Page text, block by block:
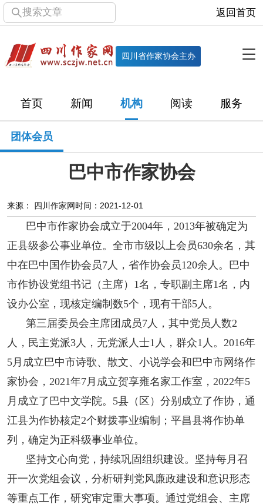
搜索文章 返回首页
四川省作家协会主办
首页 新闻 机构 阅读 服务
机构
直属单位 团体会员 主管社团 专门委员会
历届主席团
时政 文学动态
阅读
小说 散文 诗歌
校园文学 其他阅读 文学访谈 作家新作
新书快讯
服务
入会须知 会员管理 文学奖项 报刊联盟
四川文学 星星诗刊 当代文坛 四川作家报
公告公示
团体会员
巴中市作家协会
来源： 四川作家网时间：2021-12-01
巴中市作家协会成立于2004年，2013年被确定为
正县级参公事业单位。全市市级以上会员630余名，其
中在巴中国作协会员7人，省作协会员120余人。巴中
市作协设党组书记（主席）1名，专职副主席1名，内
设办公室，现核定编制数5个，现有干部5人。
第三届委员会主席团成员7人，其中党员人数2
人，民主党派3人，无党派人士1人，群众1人。2016年
5月成立巴中市诗歌、散文、小说学会和巴中市网络作
家协会，2021年7月成立贺享雍名家工作室，2022年5
月成立了巴中文学院。5县（区）分别成立了作协，通
江县为作协核定2个财拨事业编制；平昌县将作协单
列，确定为正科级事业单位。
坚持文心向党，持续巩固组织建设。坚持每月召
开一次党组会议，分析研判党风廉政建设和意识形态
等重点工作，研究审定重大事项。通过党组会、主席